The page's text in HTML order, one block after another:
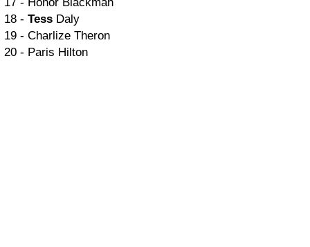
18 - Tess Daly
19 - Charlize Theron
20 - Paris Hilton